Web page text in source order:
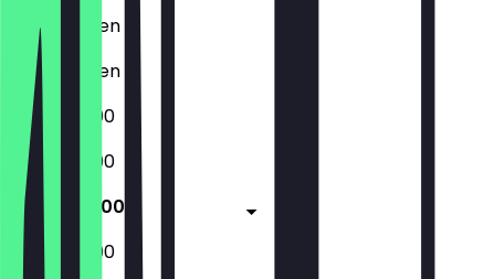
Geschlossen
Geschlossen
17:00 - 22:00
17:00 - 22:00
17:00 - 22:00
17:00 - 22:00